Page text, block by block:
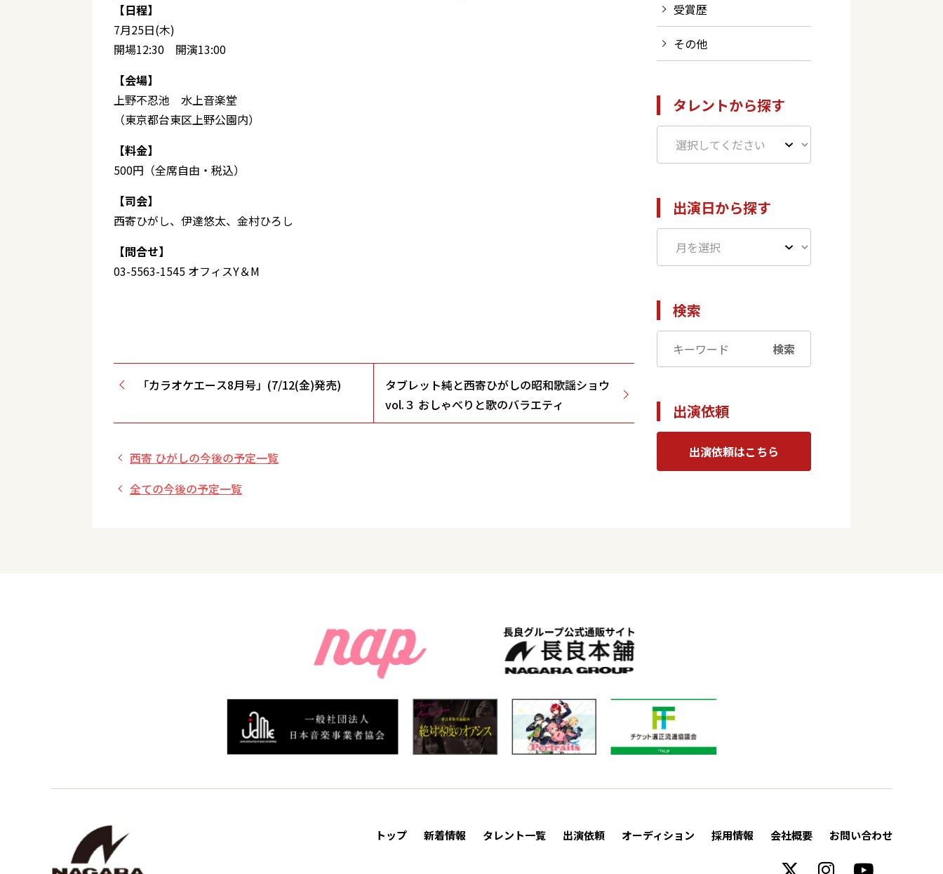
【日程】
7月25日(木)
開場12:30 開演13:00
【会場】
上野不忍池 水上音楽堂
（東京都台東区上野公園内）
【料金】
500円（全席自由・税込）
【司会】
西寄ひがし、伊達悠太、金村ひろし
【問合せ】
03-5563-1545 オフィスY＆M
「カラオケエース8月号」(7/12(金)発売)
タブレット純と西寄ひがしの昭和歌謡ショウ
vol.３ おしゃべりと歌のバラエティ
西寄 ひがしの今後の予定一覧
全ての今後の予定一覧
受賞歴
その他
タレントから探す
出演日から探す
検索
検索
出演依頼
出演依頼はこちら
トップ 新着情報 タレント一覧 出演依頼 オーディション 採用情報 会社概要 お問い合わせ